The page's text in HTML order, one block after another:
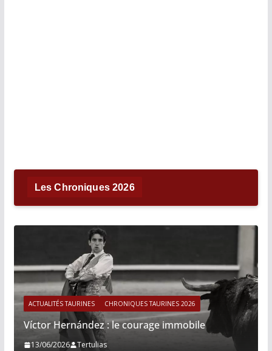
Les Chroniques 2026
ACTUALITÉS TAURINES CHRONIQUES TAURINES 2026
Víctor Hernández : le courage immobile
13/06/2026 Tertulias